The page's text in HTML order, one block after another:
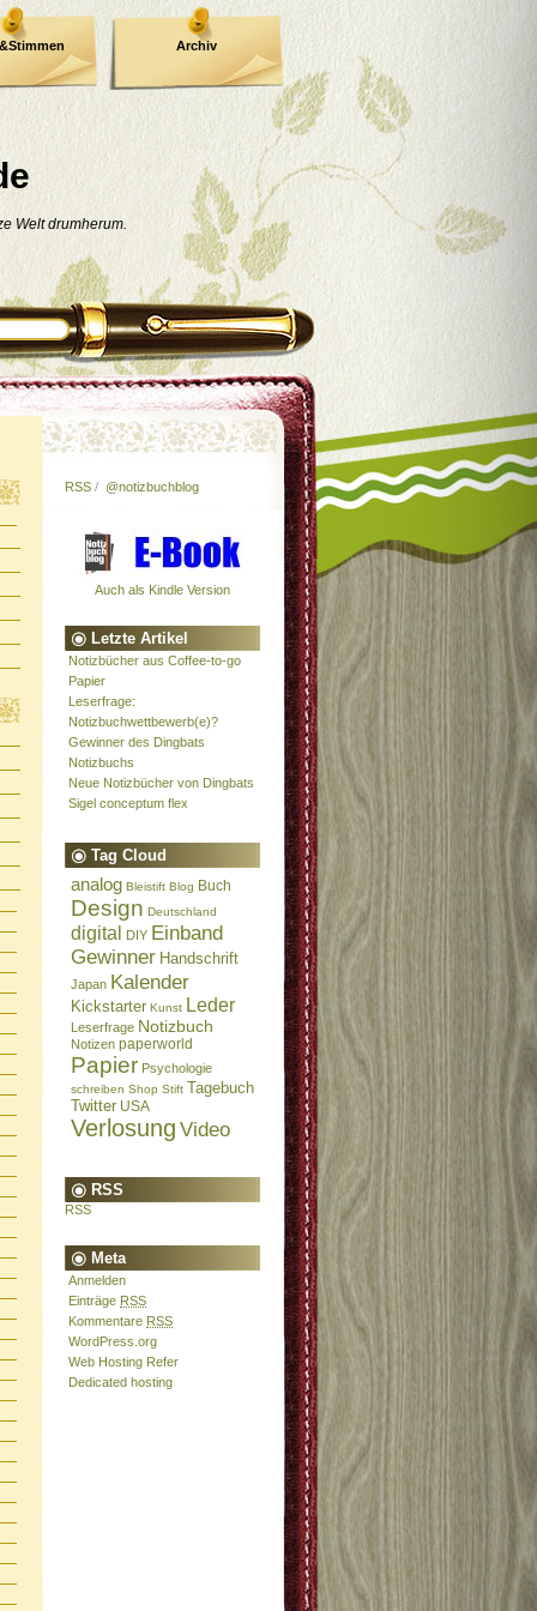
Welt drumherum.
Archiv
RSS / @notizbuchblog
Auch als Kindle Version
Letzte Artikel
Notizbücher aus Coffee-to-go
Papier
Leserfrage:
Notizbuchwettbewerb(e)?
Gewinner des Dingbats
Notizbuchs
Neue Notizbücher von Dingbats
Sigel conceptum flex
Tag Cloud
analog Bleistift Blog Buch
Design Deutschland
digital DIY Einband
Gewinner Handschrift
Japan Kalender
Kickstarter Kunst Leder
Leserfrage Notizbuch
Notizen paperworld
Papier Psychologie
schreiben Shop Stift Tagebuch
Twitter USA
Verlosung Video
RSS
RSS
Meta
Anmelden
Einträge RSS
Kommentare RSS
WordPress.org
Web Hosting Refer
Dedicated hosting